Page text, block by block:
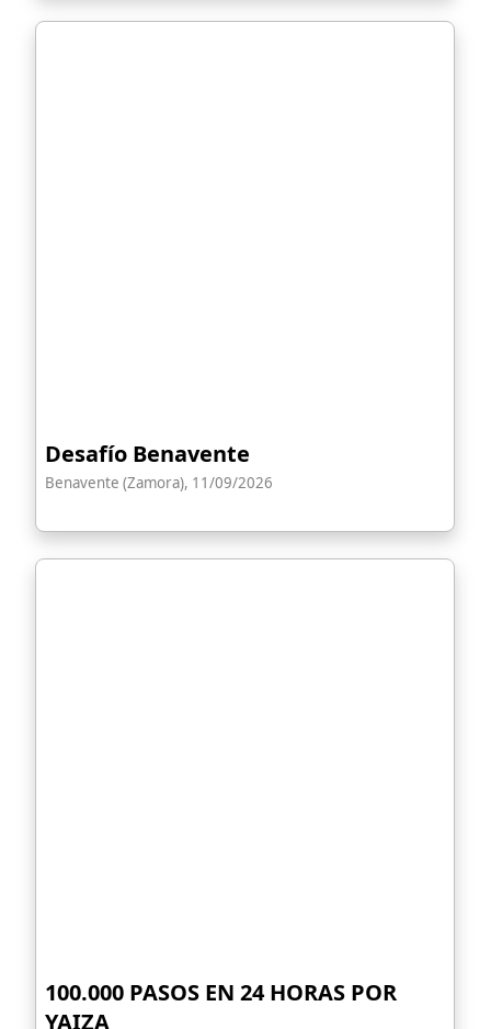
Desafío Benavente
Benavente (Zamora), 11/09/2026
100.000 PASOS EN 24 HORAS POR
YAIZA